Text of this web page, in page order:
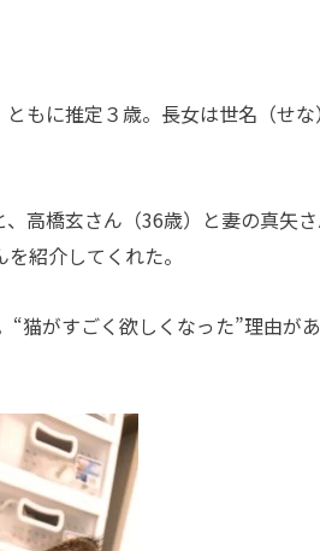
もに推定３歳。長女は世名（せ
高橋玄さん（36歳）と妻の真矢
紹介してくれた。
猫がすごく欲しくなった”理由が